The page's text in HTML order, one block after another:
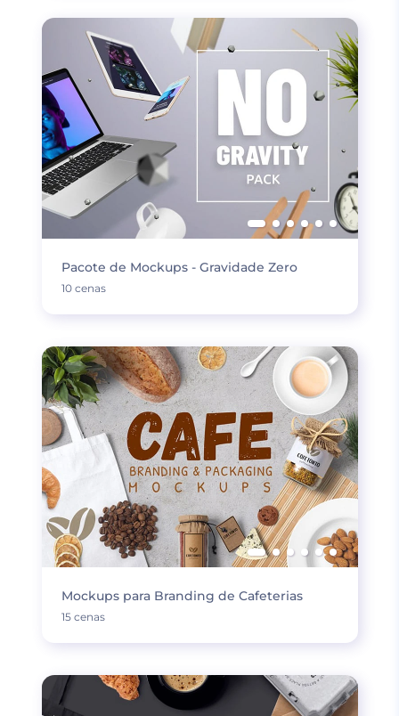
Pacote de Mockups - Gravidade Zero
10 cenas
Mockups para Branding de Cafeterias
15 cenas